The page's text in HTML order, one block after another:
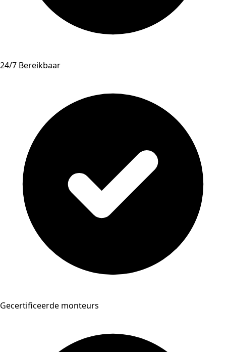
24/7 Bereikbaar
Gecertificeerde monteurs